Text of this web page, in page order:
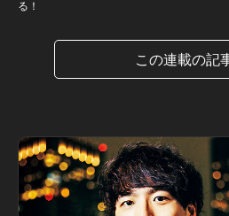
る！
この連載の記